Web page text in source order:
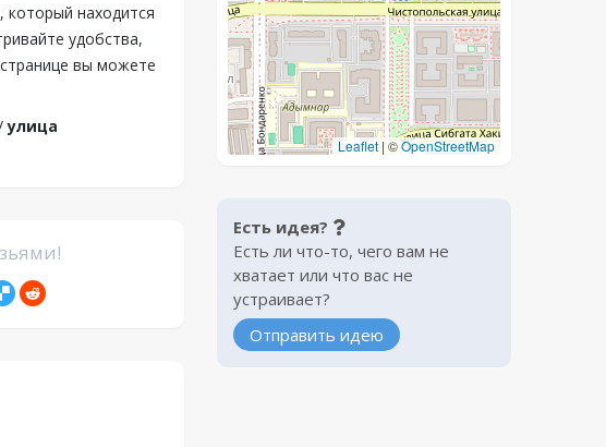
который находится
удобства,
вы можете
улица
Leaflet |©OpenStreetMap
Есть идея?
Есть ли что-то, чего вам не
хватает или что вас не
устраивает?
Отправить идею